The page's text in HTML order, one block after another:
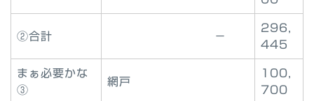
②合計 －
296,
445
まぁ必要かな
③
網戸
100,
700